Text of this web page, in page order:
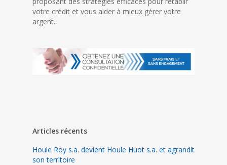
votre crédit et vous aider à mieux gérer votre
argent.
Articles récents
Houle Roy s.a. devient Houle Huot s.a. et agrandit
son territoire